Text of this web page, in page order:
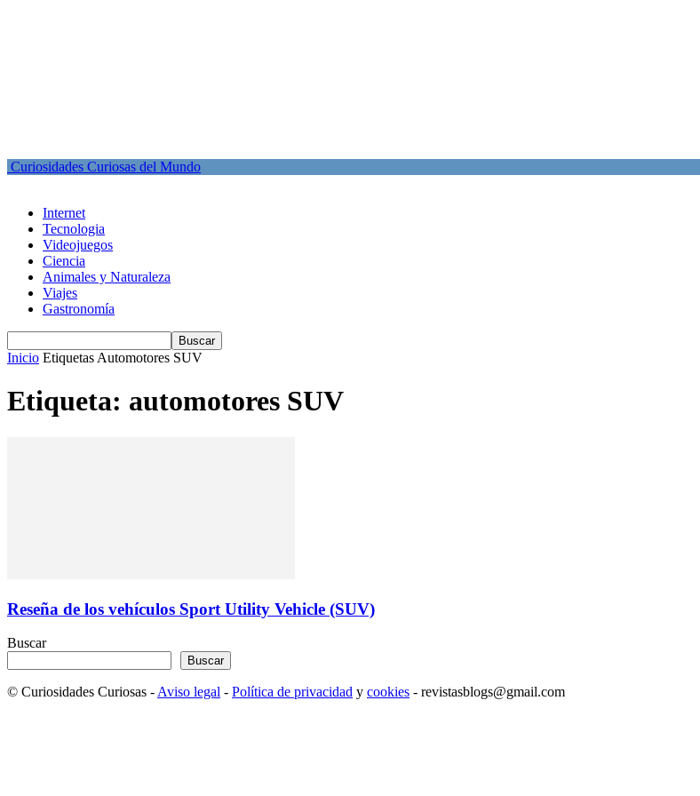
Curiosidades Curiosas del Mundo
Internet
Tecnologia
Videojuegos
Ciencia
Animales y Naturaleza
Viajes
Gastronomía
Inicio Etiquetas Automotores SUV
Etiqueta: automotores SUV
Reseña de los vehículos Sport Utility Vehicle (SUV)
Buscar
Buscar
© Curiosidades Curiosas - Aviso legal - Política de privacidad y cookies - revistasblogs@gmail.com